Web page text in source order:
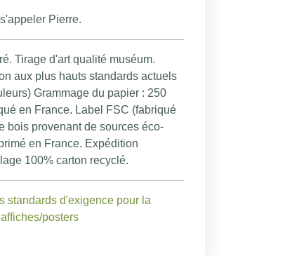
Pierre.
Tirage d'art qualité muséum.
aux plus hauts standards actuels
Grammage du papier : 250
en France. Label FSC (fabriqué
bois provenant de sources éco-
en France. Expédition
100% carton recyclé.
standards d'exigence pour la
posters